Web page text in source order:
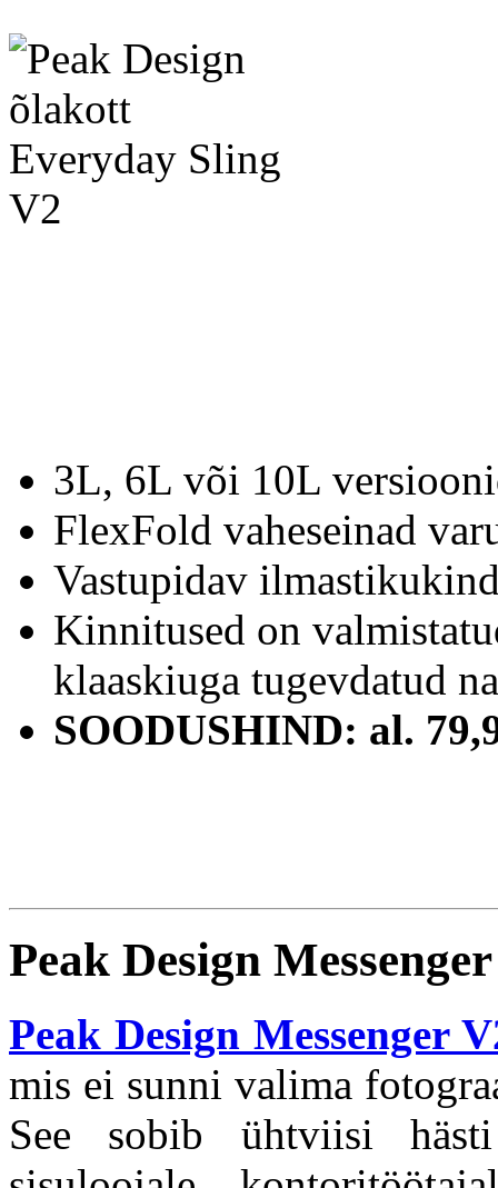
3L, 6L või 10L
FlexFold vaheseinad
Vastupidav
Kinnitused on
klaaskiuga tugevdatud
SOODUSHIND: al.
Peak Design
Peak Design Messenger
mis ei sunni valima
See sobib ühtviisi hästi